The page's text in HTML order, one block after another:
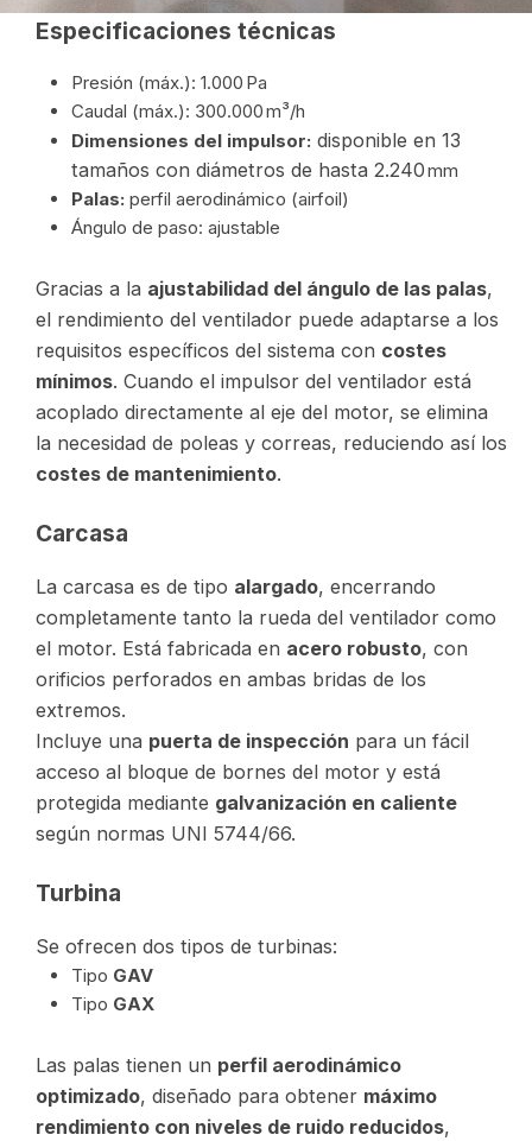
Especificaciones técnicas
Presión (máx.): 1.000 Pa
Caudal (máx.): 300.000 m³/h
Dimensiones del impulsor: disponible en 13
tamaños con diámetros de hasta 2.240mm
Palas: perfil aerodinámico (airfoil)
Ángulo de paso: ajustable
Gracias a la ajustabilidad del ángulo de las palas,
el rendimiento del ventilador puede adaptarse a los
requisitos específicos del sistema con costes
mínimos. Cuando el impulsor del ventilador está
acoplado directamente al eje del motor, se elimina
la necesidad de poleas y correas, reduciendo así los
costes de mantenimiento.
Carcasa
La carcasa es de tipo alargado, encerrando
completamente tanto la rueda del ventilador como
el motor. Está fabricada en acero robusto, con
orificios perforados en ambas bridas de los
extremos.
Incluye una puerta de inspección para un fácil
acceso al bloque de bornes del motor y está
protegida mediante galvanización en caliente
según normas UNI 5744/66.
Turbina
Se ofrecen dos tipos de turbinas:
Tipo GAV
Tipo GAX
Las palas tienen un perfil aerodinámico
optimizado, diseñado para obtener máximo
rendimiento con niveles de ruido reducidos,